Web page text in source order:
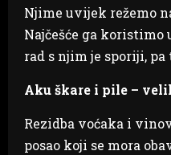
Njime uvijek režemo
Najčešće ga
rad s njim je sporiji,
Aku škare i pile –
Rezidba voćaka i
posao koji se mora